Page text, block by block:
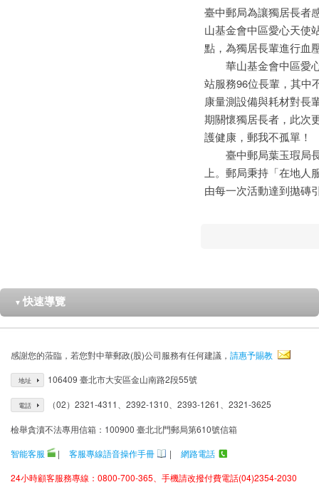
臺中郵局為讓獨居長者
山基金會中區愛心天使
點，為獨居長輩進行血
華山基金會中區愛心
站服務96位長輩，其中
康量測設備與耗材對長
期關懷獨居長者，此次
護健康，郵我不孤單！
臺中郵局葉玉瑕局長
上。郵局秉持「在地
由每一次活動達到拋磚
▼ 快速導覽
感謝您的蒞臨，若您對中華郵政(股)公司服務有任何建議， 請惠予賜教
地址 106409 臺北市大安區金山南路2段55號
電話 （02）2321-4311、2392-1310、2393-1261、2321-3625
檢舉貪瀆不法專用信箱：100900 臺北北門郵局第610號信箱
智能客服
| 客服專線語音操作手冊 |
網路電話
24小時顧客服務專線：0800-700-365、手機請改撥付費電話(04)2354-2030